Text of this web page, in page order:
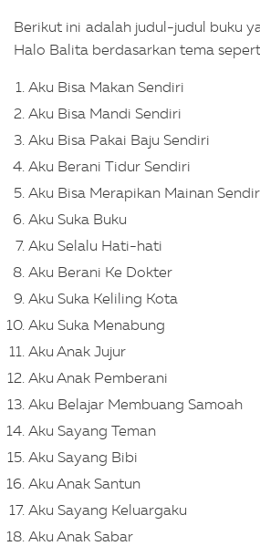
Berikut ini adalah judul-judul buku
Halo Balita berdasarkan tema
Aku Bisa Makan Sendiri
Aku Bisa Mandi Sendiri
Aku Bisa Pakai Baju Sendiri
Aku Berani Tidur Sendiri
Aku Bisa Merapikan Mainan
Aku Suka Buku
Aku Selalu Hati-hati
Aku Berani Ke Dokter
Aku Suka Keliling Kota
Aku Suka Menabung
Aku Anak Jujur
Aku Anak Pemberani
Aku Belajar Membuang Samoah
Aku Sayang Teman
Aku Sayang Bibi
Aku Anak Santun
Aku Sayang Keluargaku
Aku Anak Sabar